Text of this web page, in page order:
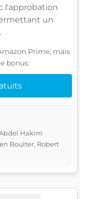
l'approbation
un
Prime, mais
bonus:
Hakim
Boulter, Robert